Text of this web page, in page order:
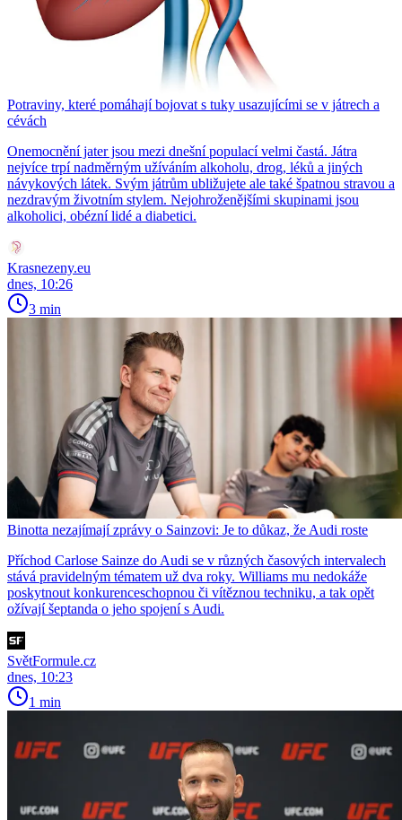
Potraviny, které pomáhají bojovat s tuky usazujícími se v játrech a
cévách
Onemocnění jater jsou mezi dnešní populací velmi častá. Játra
nejvíce trpí nadměrným užíváním alkoholu, drog, léků a jiných
návykových látek. Svým játrům ubližujete ale také špatnou stravou a
nezdravým životním stylem. Nejohroženějšími skupinami jsou
alkoholici, obézní lidé a diabetici.
Krasnezeny.eu
dnes, 10:26
3 min
Binotta nezajímají zprávy o Sainzovi: Je to důkaz, že Audi roste
Příchod Carlose Sainze do Audi se v různých časových intervalech
stává pravidelným tématem už dva roky. Williams mu nedokáže
poskytnout konkurenceschopnou či vítěznou techniku, a tak opět
ožívají šeptanda o jeho spojení s Audi.
SvětFormule.cz
dnes, 10:23
1 min